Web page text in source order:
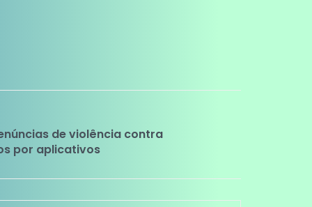
de violência contra
por aplicativos